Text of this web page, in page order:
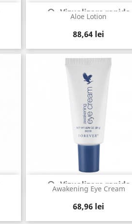
Aloe Lotion
Pret
88,64 lei
 Vizualizare rapida
Awakening Eye Cream
Pret
68,96 lei
 Vizualizare rapida